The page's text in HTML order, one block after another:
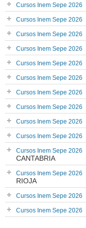
Cursos Inem Sepe 2026
Cursos Inem Sepe 2026
Cursos Inem Sepe 2026
Cursos Inem Sepe 2026
Cursos Inem Sepe 2026
Cursos Inem Sepe 2026
Cursos Inem Sepe 2026
Cursos Inem Sepe 2026
Cursos Inem Sepe 2026
Cursos Inem Sepe 2026
Cursos Inem Sepe 2026
CANTABRIA
Cursos Inem Sepe 2026
RIOJA
Cursos Inem Sepe 2026
Cursos Inem Sepe 2026